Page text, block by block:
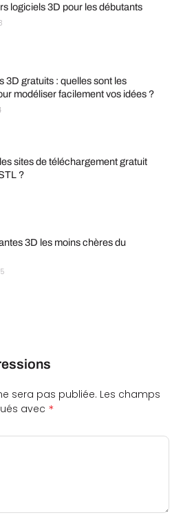
logiciels 3D pour les débutants
3D gratuits : quelles sont les
modéliser facilement vos idées ?
sites de téléchargement gratuit
?
3D les moins chères du
sera pas publiée. Les champs
avec *